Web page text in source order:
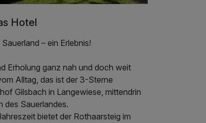
Hotel
Sauerland – ein Erlebnis!
Erholung ganz nah und doch weit
Alltag, das ist der 3-Sterne
Gilsbach in Langewiese, mittendrin
des Sauerlandes.
bietet der Rothaarsteig im